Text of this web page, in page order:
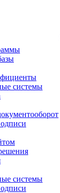
системы
системы